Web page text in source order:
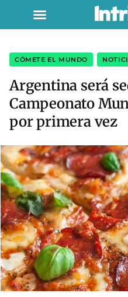
CÓMETE EL MUNDO
Argentina será
Campeonato
por primera vez